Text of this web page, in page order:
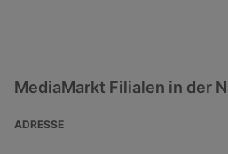
MediaMarkt Filialen in der
ADRESSE